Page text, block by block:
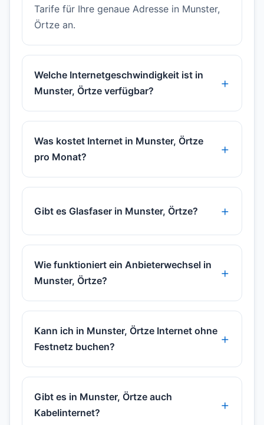
Tarife für Ihre genaue Adresse in Munster,
Örtze an.
Welche Internetgeschwindigkeit ist in
Munster, Örtze verfügbar?
Was kostet Internet in Munster, Örtze
pro Monat?
Gibt es Glasfaser in Munster, Örtze?
Wie funktioniert ein Anbieterwechsel in
Munster, Örtze?
Kann ich in Munster, Örtze Internet ohne
Festnetz buchen?
Gibt es in Munster, Örtze auch
Kabelinternet?